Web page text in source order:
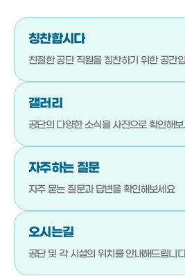
버스(택시)승강장
기장군청소년수련관
051-792-
기장문화예절학교
051-792-
청소년상담복지센터
기장청소년센터
다행복한종합사회복지관
051-
일광야구체험관 및 실내야구연습장
기장종합사회복지관
칭찬합시다
친절한 공단 직원을칭찬하기 위한 공간
갤러리
공단의 다양한 소식을사진으로 확인해보
자주하는 질문
자주 묻는 질문과 답변을확인해보세요
오시는길
공단 및 각 시설의 위치를안내해드립니다